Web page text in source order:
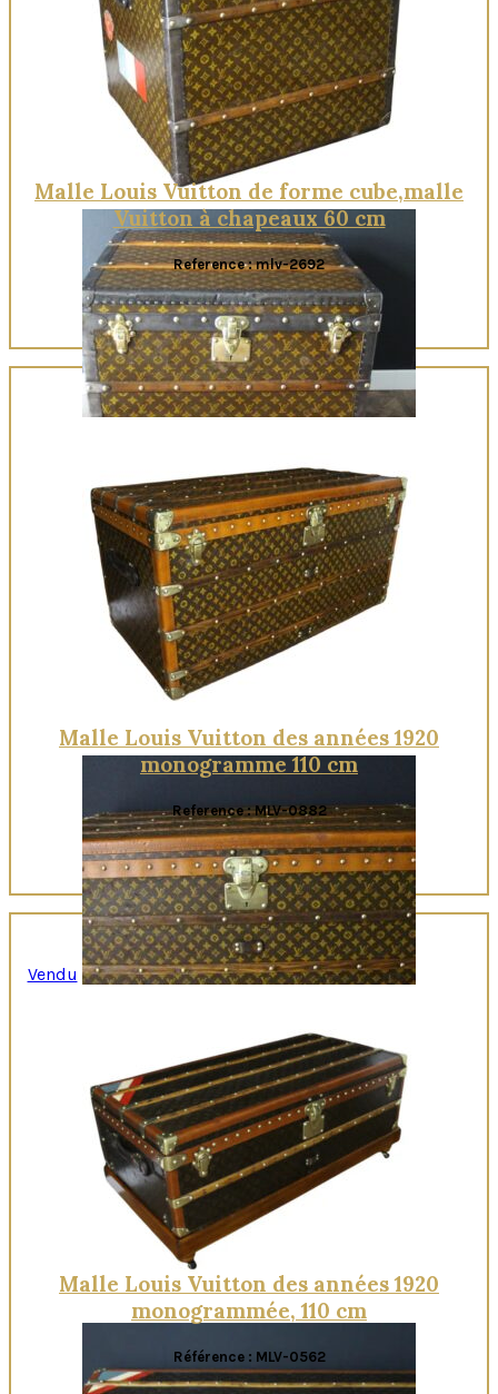
Quick View
Quick View
Malle Louis Vuitton de forme cube,malle
Vuitton à chapeaux 60 cm
Reference : mlv-2692
Quick View
Malle Louis Vuitton des années 1920
monogramme 110 cm
Reference : MLV-0882
Vendu
Malle Louis Vuitton des années 1920
monogrammée, 110 cm
Référence : MLV-0562